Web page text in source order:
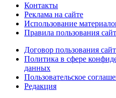
Контакты
Реклама на сайте
Использование
Правила пользования
Договор пользования
Политика в сфере
данных
Пользовательское
Редакция